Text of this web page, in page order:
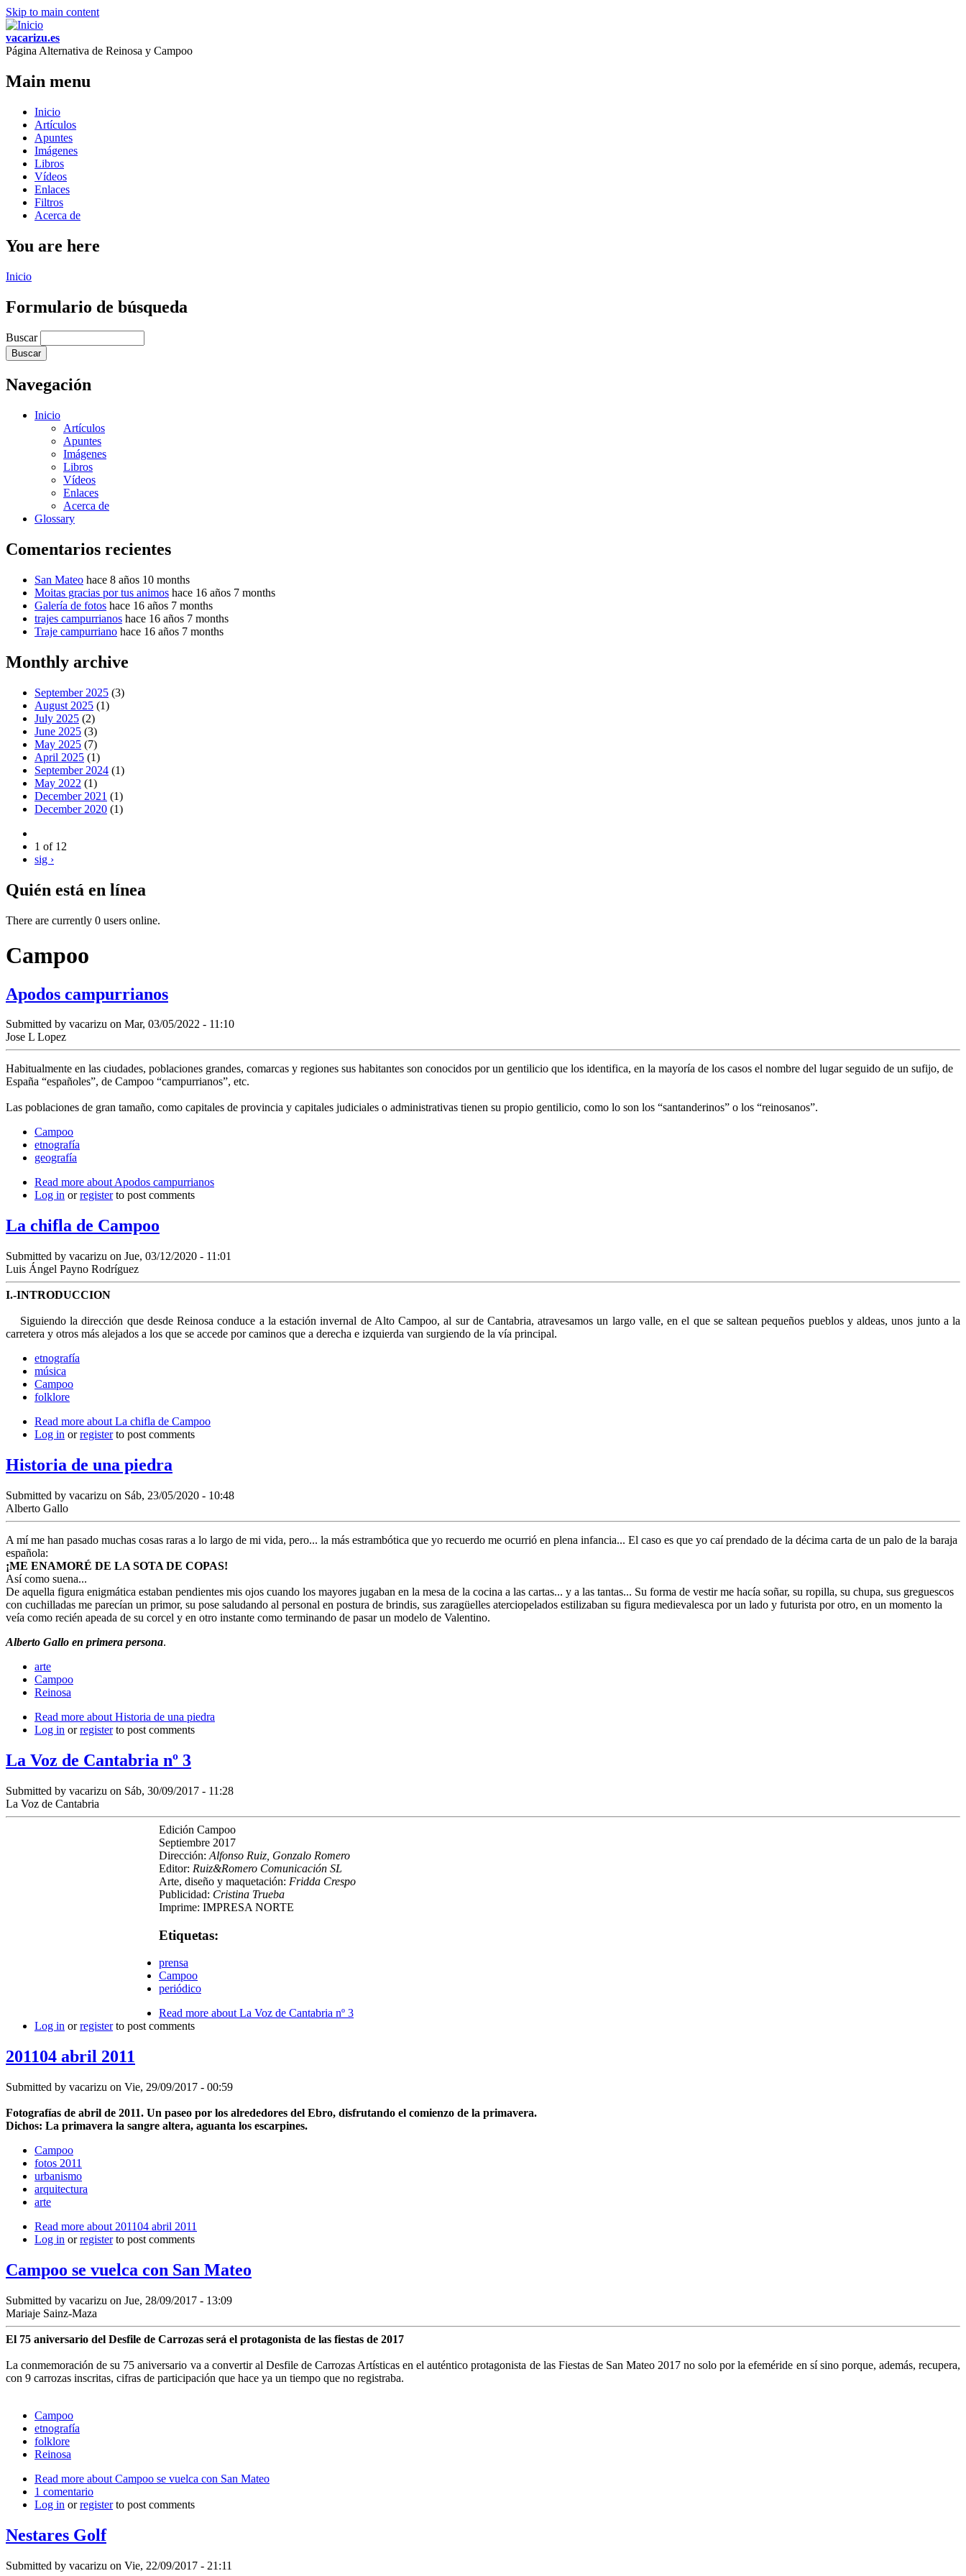
Skip to main content
vacarizu.es
Página Alternativa de Reinosa y Campoo
Main menu
Inicio
Artículos
Apuntes
Imágenes
Libros
Vídeos
Enlaces
Filtros
Acerca de
You are here
Inicio
Formulario de búsqueda
Buscar
Navegación
Inicio
Artículos
Apuntes
Imágenes
Libros
Vídeos
Enlaces
Acerca de
Glossary
Comentarios recientes
San Mateo hace 8 años 10 months
Moitas gracias por tus animos hace 16 años 7 months
Galería de fotos hace 16 años 7 months
trajes campurrianos hace 16 años 7 months
Traje campurriano hace 16 años 7 months
Monthly archive
September 2025 (3)
August 2025 (1)
July 2025 (2)
June 2025 (3)
May 2025 (7)
April 2025 (1)
September 2024 (1)
May 2022 (1)
December 2021 (1)
December 2020 (1)
1 of 12
sig ›
Quién está en línea
There are currently 0 users online.
Campoo
Apodos campurrianos
Submitted by vacarizu on Mar, 03/05/2022 - 11:10
Jose L Lopez
Habitualmente en las ciudades, poblaciones grandes, comarcas y regiones sus habitantes son conocidos por un gentilicio que los identifica, en la mayoría de los casos el nombre del lugar seguido de un sufijo, de
España “españoles”, de Campoo “campurrianos”, etc.
Las poblaciones de gran tamaño, como capitales de provincia y capitales judiciales o administrativas tienen su propio gentilicio, como lo son los “santanderinos” o los “reinosanos”.
Campoo
etnografía
geografía
Read more about Apodos campurrianos
Log in orregisterto post comments
La chifla de Campoo
Submitted by vacarizu on Jue, 03/12/2020 - 11:01
Luis Ángel Payno Rodríguez
I.-INTRODUCCION
Siguiendo la dirección que desde Reinosa conduce a la estación invernal de Alto Campoo, al sur de Cantabria, atravesamos un largo valle, en el que se saltean pequeños pueblos y aldeas, unos junto a la
carretera y otros más alejados a los que se accede por caminos que a derecha e izquierda van surgiendo de la vía principal.
etnografía
música
Campoo
folklore
Read more about La chifla de Campoo
Log in orregisterto post comments
Historia de una piedra
Submitted by vacarizu on Sáb, 23/05/2020 - 10:48
Alberto Gallo
A mí me han pasado muchas cosas raras a lo largo de mi vida, pero... la más estrambótica que yo recuerdo me ocurrió en plena infancia... El caso es que yo caí prendado de la décima carta de un palo de la baraja
española:
¡ME ENAMORÉ DE LA SOTA DE COPAS!
Así como suena...
De aquella figura enigmática estaban pendientes mis ojos cuando los mayores jugaban en la mesa de la cocina a las cartas... y a las tantas... Su forma de vestir me hacía soñar, su ropilla, su chupa, sus greguescos
con cuchilladas me parecían un primor, su pose saludando al personal en postura de brindis, sus zaragüelles aterciopelados estilizaban su figura medievalesca por un lado y futurista por otro, en un momento la
veía como recién apeada de su corcel y en otro instante como terminando de pasar un modelo de Valentino.
Alberto Gallo en primera persona.
arte
Campoo
Reinosa
Read more about Historia de una piedra
Log in orregisterto post comments
La Voz de Cantabria nº 3
Submitted by vacarizu on Sáb, 30/09/2017 - 11:28
La Voz de Cantabria
Edición Campoo
Septiembre 2017
Dirección: Alfonso Ruiz, Gonzalo Romero
Editor: Ruiz&Romero Comunicación SL
Arte, diseño y maquetación: Fridda Crespo
Publicidad: Cristina Trueba
Imprime: IMPRESA NORTE
Etiquetas:
prensa
Campoo
periódico
Read more about La Voz de Cantabria nº 3
Log in orregisterto post comments
201104 abril 2011
Submitted by vacarizu on Vie, 29/09/2017 - 00:59
Fotografías de abril de 2011. Un paseo por los alrededores del Ebro, disfrutando el comienzo de la primavera.
Dichos: La primavera la sangre altera, aguanta los escarpines.
Campoo
fotos 2011
urbanismo
arquitectura
arte
Read more about 201104 abril 2011
Log in orregisterto post comments
Campoo se vuelca con San Mateo
Submitted by vacarizu on Jue, 28/09/2017 - 13:09
Mariaje Sainz-Maza
El 75 aniversario del Desfile de Carrozas será el protagonista de las fiestas de 2017
La conmemoración de su 75 ani­versario va a convertir al Des­file de Carrozas Artísticas en el auténtico protagonista de las Fiestas de San Mateo 2017 no solo por la efeméride en sí sino porque, además, recupera,
con 9 carrozas inscri­tas, cifras de participación que hace ya un tiempo que no registraba.
Campoo
etnografía
folklore
Reinosa
Read more about Campoo se vuelca con San Mateo
1 comentario
Log in orregisterto post comments
Nestares Golf
Submitted by vacarizu on Vie, 22/09/2017 - 21:11